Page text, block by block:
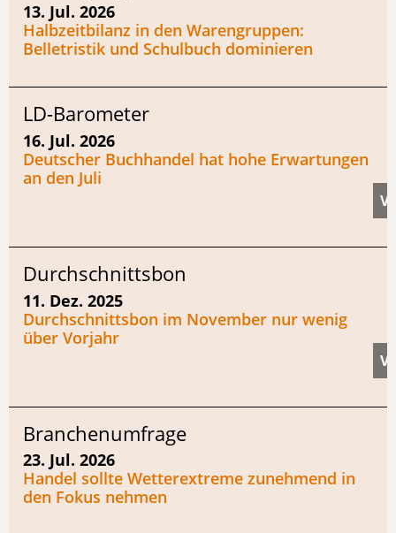
13. Jul. 2026
Halbzeitbilanz in den Warengruppen:
Belletristik und Schulbuch dominieren
LD-Barometer
16. Jul. 2026
Deutscher Buchhandel hat hohe Erwartungen
an den Juli
Durchschnittsbon
11. Dez. 2025
Durchschnittsbon im November nur wenig
über Vorjahr
Branchenumfrage
23. Jul. 2026
Handel sollte Wetterextreme zunehmend in
den Fokus nehmen